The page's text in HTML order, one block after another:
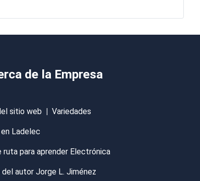
de la Empresa
sitio web | Variedades
Ladelec
ruta para aprender Electrónica
autor Jorge L. Jiménez